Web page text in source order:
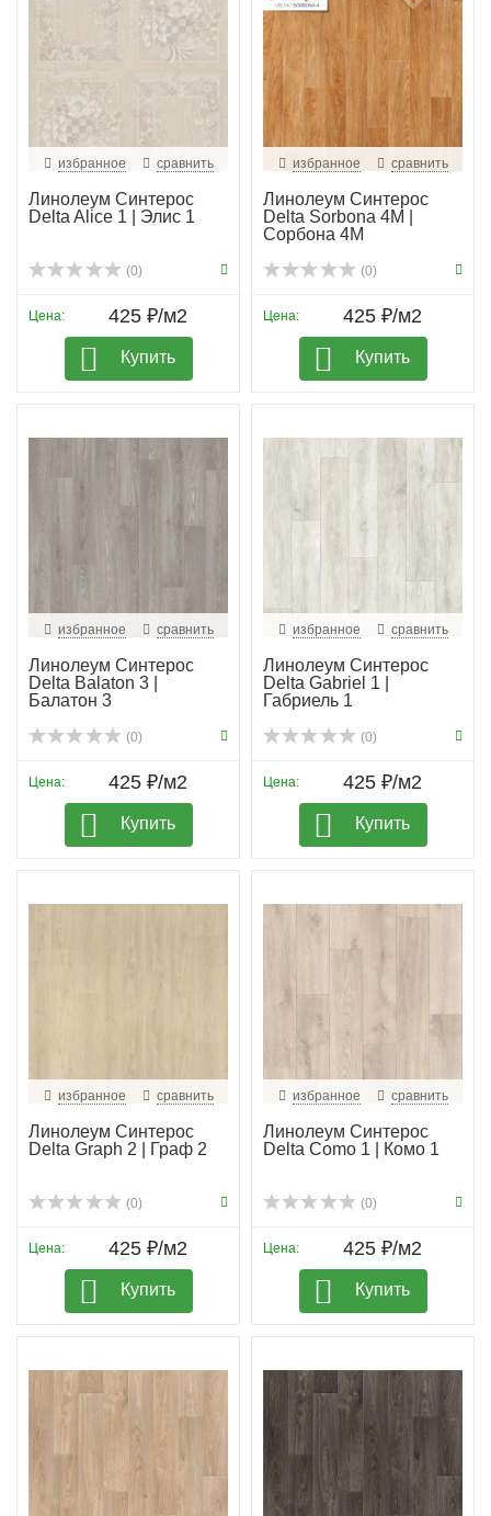
избранное сравнить
Линолеум Синтерос
Delta Alice 1 | Элис 1
(0)
Цена: 425 ₽/м2
Купить
избранное сравнить
Линолеум Синтерос
Delta Sorbona 4M |
Сорбона 4М
(0)
Цена: 425 ₽/м2
Купить
избранное сравнить
Линолеум Синтерос
Delta Balaton 3 |
Балатон 3
(0)
Цена: 425 ₽/м2
Купить
избранное сравнить
Линолеум Синтерос
Delta Gabriel 1 |
Габриель 1
(0)
Цена: 425 ₽/м2
Купить
избранное сравнить
Линолеум Синтерос
Delta Graph 2 | Граф 2
(0)
Цена: 425 ₽/м2
Купить
избранное сравнить
Линолеум Синтерос
Delta Como 1 | Комо 1
(0)
Цена: 425 ₽/м2
Купить